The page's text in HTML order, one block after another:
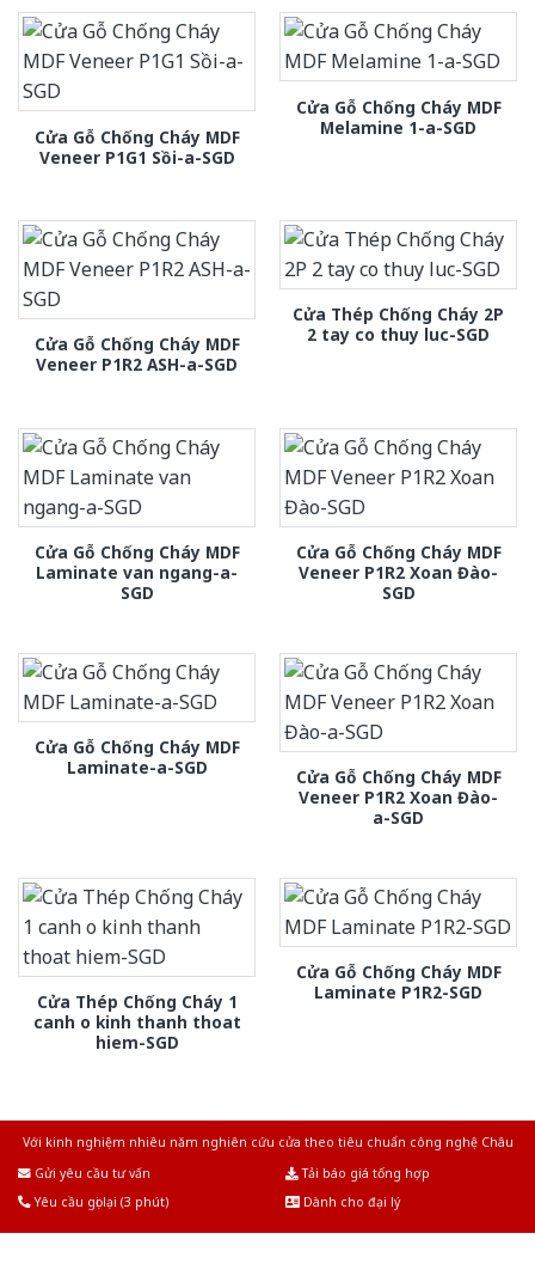
Cửa Gỗ Chống Cháy MDF
Veneer P1G1 Sồi-a-SGD
Cửa Gỗ Chống Cháy MDF
Melamine 1-a-SGD
Cửa Gỗ Chống Cháy MDF
Veneer P1R2 ASH-a-SGD
Cửa Thép Chống Cháy 2P
2 tay co thuy luc-SGD
Cửa Gỗ Chống Cháy MDF
Laminate van ngang-a-
SGD
Cửa Gỗ Chống Cháy MDF
Veneer P1R2 Xoan Đào-
SGD
Cửa Gỗ Chống Cháy MDF
Laminate-a-SGD
Cửa Gỗ Chống Cháy MDF
Veneer P1R2 Xoan Đào-
a-SGD
Cửa Thép Chống Cháy 1
canh o kinh thanh thoat
hiem-SGD
Cửa Gỗ Chống Cháy MDF
Laminate P1R2-SGD
Với kinh nghiệm nhiêu năm nghiên cứu cửa theo tiêu chuẩn công nghệ Châu
Gửi yêu cầu tư vấn
Tải báo giá tổng hợp
Yêu cầu gọi lại (3 phút)
Dành cho đại lý